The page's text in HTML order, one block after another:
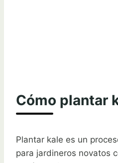
Cómo plantar
Plantar kale es un
para jardineros novatos